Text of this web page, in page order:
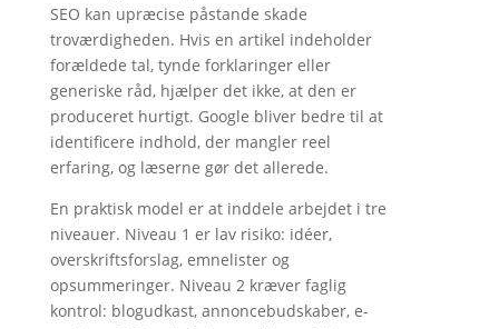
SEO kan upræcise påstande skade
troværdigheden. Hvis en artikel indeholder
forældede tal, tynde forklaringer eller
generiske råd, hjælper det ikke, at den er
produceret hurtigt. Google bliver bedre til at
identificere indhold, der mangler reel
erfaring, og læserne gør det allerede.
En praktisk model er at inddele arbejdet i tre
niveauer. Niveau 1 er lav risiko: idéer,
overskriftsforslag, emnelister og
opsummeringer. Niveau 2 kræver faglig
kontrol: blogudkast, annoncebudskaber, e-